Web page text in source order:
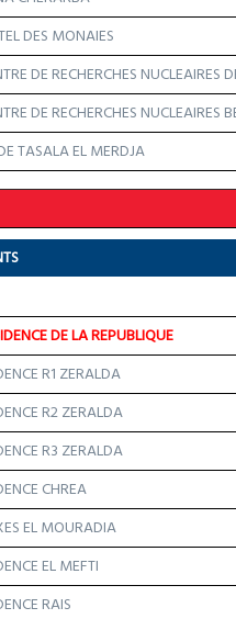
DES MONAIES
DE RECHERCHES NUCLEAIRES
DE RECHERCHES NUCLEAIRES
TASALA EL MERDJA
DE LA REPUBLIQUE
R1 ZERALDA
R2 ZERALDA
R3 ZERALDA
CHREA
EL MOURADIA
EL MEFTI
RAIS